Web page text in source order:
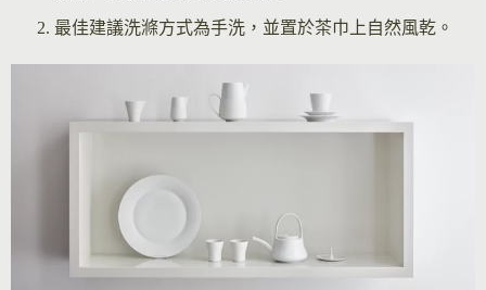
最佳建議洗滌方式為手洗，並置於茶巾上自然風乾。